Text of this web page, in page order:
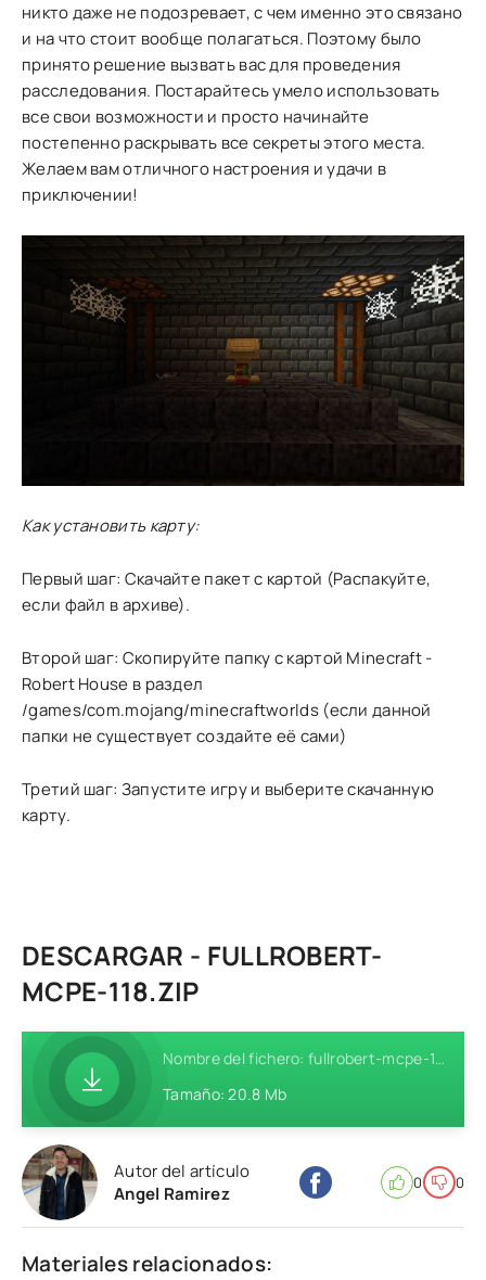
никто даже не подозревает, с чем именно это связано
и на что стоит вообще полагаться. Поэтому было
принято решение вызвать вас для проведения
расследования. Постарайтесь умело использовать
все свои возможности и просто начинайте
постепенно раскрывать все секреты этого места.
Желаем вам отличного настроения и удачи в
приключении!
Как установить карту:
Первый шаг: Скачайте пакет с картой (Распакуйте,
если файл в архиве).
Второй шаг: Скопируйте папку с картой Minecraft -
Robert House в раздел
/games/com.mojang/minecraftworlds (если данной
папки не существует создайте её сами)
Третий шаг: Запустите игру и выберите скачанную
карту.
DESCARGAR - FULLROBERT-
MCPE-118.ZIP
Nombre del fichero: fullrobert-mcpe-118.zip
Tamaño: 20.8 Mb
Autor del artículo
Angel Ramirez
0 0
Materiales relacionados: